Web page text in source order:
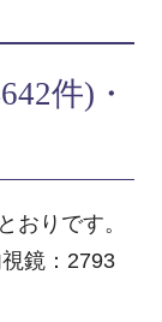
件)・
おりです。
鏡：2793